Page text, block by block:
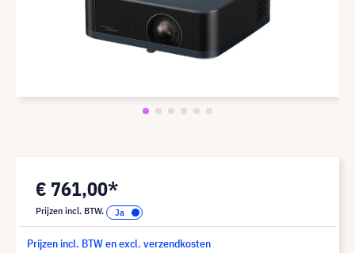
€ 761,00*
Prijzen incl. BTW.
Prijzen incl. BTW en excl. verzendkosten